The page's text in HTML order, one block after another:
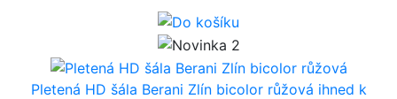
Pletená HD šála Berani Zlín bicolor růžová ihned k